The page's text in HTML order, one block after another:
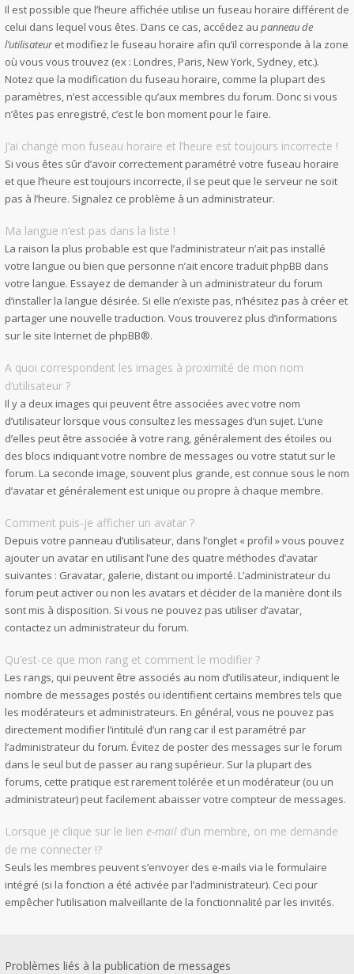
Il est possible que l’heure affichée utilise un fuseau horaire différent de
celui dans lequel vous êtes. Dans ce cas, accédez au panneau de
l’utilisateuret modifiez le fuseau horaire afin qu’il corresponde à la zone
où vous vous trouvez (ex : Londres, Paris, New York, Sydney, etc.).
Notez que la modification du fuseau horaire, comme la plupart des
paramètres, n’est accessible qu’aux membres du forum. Donc si vous
n’êtes pas enregistré, c’est le bon moment pour le faire.
J’ai changé mon fuseau horaire et l’heure est toujours incorrecte !
Si vous êtes sûr d’avoir correctement paramétré votre fuseau horaire
et que l’heure est toujours incorrecte, il se peut que le serveur ne soit
pas à l’heure. Signalez ce problème à un administrateur.
Ma langue n’est pas dans la liste !
La raison la plus probable est que l’administrateur n’ait pas installé
votre langue ou bien que personne n’ait encore traduit phpBB dans
votre langue. Essayez de demander à un administrateur du forum
d’installer la langue désirée. Si elle n’existe pas, n’hésitez pas à créer et
partager une nouvelle traduction. Vous trouverez plus d’informations
sur le site Internet de phpBB®.
A quoi correspondent les images à proximité de mon nom
d’utilisateur ?
Il y a deux images qui peuvent être associées avec votre nom
d’utilisateur lorsque vous consultez les messages d’un sujet. L’une
d’elles peut être associée à votre rang, généralement des étoiles ou
des blocs indiquant votre nombre de messages ou votre statut sur le
forum. La seconde image, souvent plus grande, est connue sous le nom
d’avatar et généralement est unique ou propre à chaque membre.
Comment puis-je afficher un avatar ?
Depuis votre panneau d’utilisateur, dans l’onglet « profil » vous pouvez
ajouter un avatar en utilisant l’une des quatre méthodes d’avatar
suivantes : Gravatar, galerie, distant ou importé. L’administrateur du
forum peut activer ou non les avatars et décider de la manière dont ils
sont mis à disposition. Si vous ne pouvez pas utiliser d’avatar,
contactez un administrateur du forum.
Qu’est-ce que mon rang et comment le modifier ?
Les rangs, qui peuvent être associés au nom d’utilisateur, indiquent le
nombre de messages postés ou identifient certains membres tels que
les modérateurs et administrateurs. En général, vous ne pouvez pas
directement modifier l’intitulé d’un rang car il est paramétré par
l’administrateur du forum. Évitez de poster des messages sur le forum
dans le seul but de passer au rang supérieur. Sur la plupart des
forums, cette pratique est rarement tolérée et un modérateur (ou un
administrateur) peut facilement abaisser votre compteur de messages.
Lorsque je clique sur le lien e-mail d’un membre, on me demande
de me connecter !?
Seuls les membres peuvent s’envoyer des e-mails via le formulaire
intégré (si la fonction a été activée par l’administrateur). Ceci pour
empêcher l’utilisation malveillante de la fonctionnalité par les invités.
Problèmes liés à la publication de messages